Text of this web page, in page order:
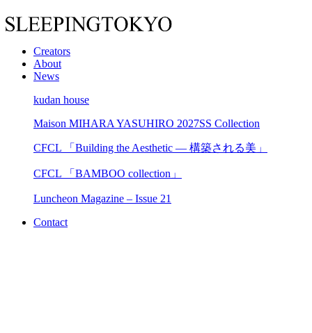
Creators
About
News
kudan house
Maison MIHARA YASUHIRO 2027SS Collection
CFCL 「Building the Aesthetic — 構築される美」
CFCL 「BAMBOO collection」
Luncheon Magazine – Issue 21
Contact